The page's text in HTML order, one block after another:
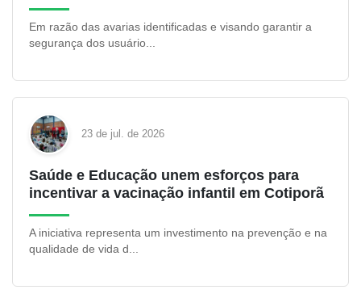
Em razão das avarias identificadas e visando garantir a
segurança dos usuário...
23 de jul. de 2026
Saúde e Educação unem esforços para
incentivar a vacinação infantil em Cotiporã
A iniciativa representa um investimento na prevenção e na
qualidade de vida d...